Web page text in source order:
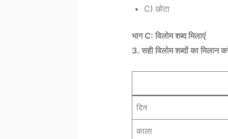
C) छोटा
भाग C: विलोम शब्द मिलाएं
3. सही विलोम शब्दों का मिलान
दिन
काला